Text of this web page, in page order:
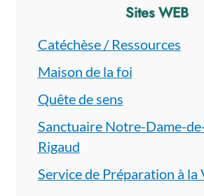
Sites WEB
Catéchèse / Ressources
Maison de la foi
Quête de sens
Sanctuaire Notre-Dame-
Rigaud
Service de Préparation à la